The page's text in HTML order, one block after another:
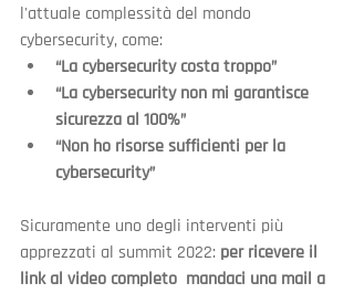
l'attuale complessità del mondo
cybersecurity, come:
“La cybersecurity costa troppo”
“La cybersecurity non mi garantisce
sicurezza al 100%”
“Non ho risorse sufficienti per la
cybersecurity”
Sicuramente uno degli interventi più
apprezzati al summit 2022: per ricevere il
link al video completo  mandaci una mail a